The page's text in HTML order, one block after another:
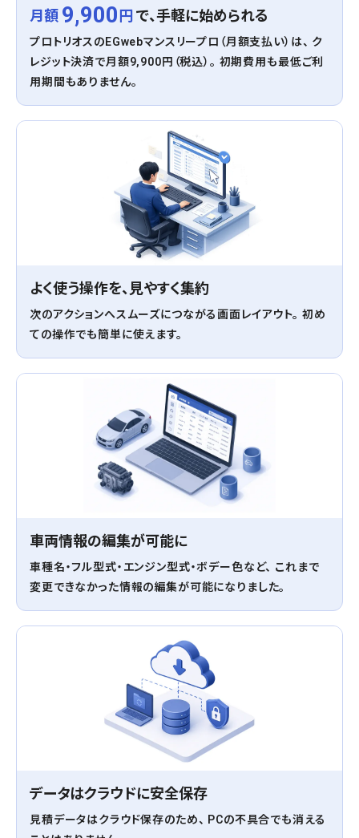
月額 9,900 円 で、手軽に始められる
プロトリオスのEGwebマンスリープロ（月額支払い）は、 ク
レジット決済で月額9,900円（税込）。 初期費用も最低ご利
用期間もありません。
よく使う操作を、見やすく集約
次のアクションへスムーズにつながる画面レイアウト。 初め
ての操作でも簡単に使えます。
車両情報の編集が可能に
車種名・フル型式・エンジン型式・ボデー色など、 これまで
変更できなかった情報の編集が可能になりました。
データはクラウドに安全保存
見積データはクラウド保存のため、 PCの不具合でも消える